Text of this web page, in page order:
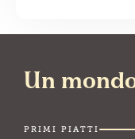
Un
PRIMI PIATTI